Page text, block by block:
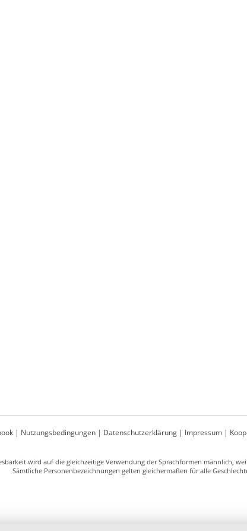
| Nutzungsbedingungen| Datenschutzerklärung| Impressum|
wird auf die gleichzeitige Verwendung der Sprachformen männlich,
Sämtliche Personenbezeichnungen gelten gleichermaßen für alle